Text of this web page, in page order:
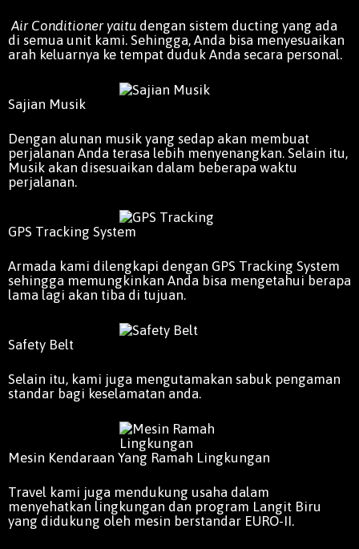
Air Conditioner yaitu dengan sistem ducting yang ada
di semua unit kami. Sehingga, Anda bisa menyesuaikan
arah keluarnya ke tempat duduk Anda secara personal.
Sajian Musik
Dengan alunan musik yang sedap akan membuat
perjalanan Anda terasa lebih menyenangkan. Selain itu,
Musik akan disesuaikan dalam beberapa waktu
perjalanan.
GPS Tracking System
Armada kami dilengkapi dengan GPS Tracking System
sehingga memungkinkan Anda bisa mengetahui berapa
lama lagi akan tiba di tujuan.
Safety Belt
Selain itu, kami juga mengutamakan sabuk pengaman
standar bagi keselamatan anda.
Mesin Kendaraan Yang Ramah Lingkungan
Travel kami juga mendukung usaha dalam
menyehatkan lingkungan dan program Langit Biru
yang didukung oleh mesin berstandar EURO-II.